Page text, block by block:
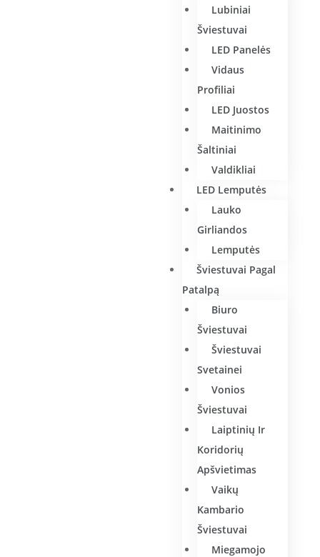
Lubiniai
Šviestuvai
LED Panelės
Vidaus
Profiliai
LED Juostos
Maitinimo
Šaltiniai
Valdikliai
LED Lemputės
Lauko
Girliandos
Lemputės
Šviestuvai Pagal
Patalpą
Biuro
Šviestuvai
Šviestuvai
Svetainei
Vonios
Šviestuvai
Laiptinių Ir
Koridorių
Apšvietimas
Vaikų
Kambario
Šviestuvai
Miegamojo